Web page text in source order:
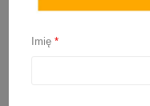
Puree z dyni
Imię*